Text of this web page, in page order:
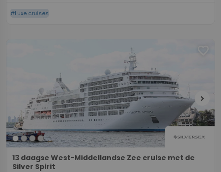
#Luxe cruises
chevron_right
13 daagse West-Middellandse Zee cruise met de
Silver Spirit